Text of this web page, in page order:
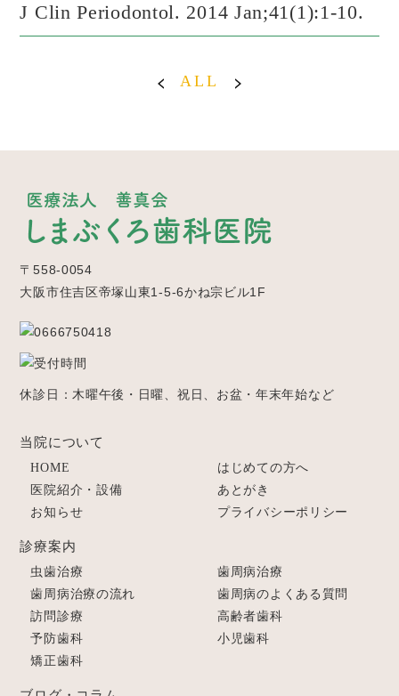
J Clin Periodontol. 2014 Jan;41(1):1-10.
ALL
〒558-0054
大阪市住吉区帝塚山東1-5-6かね宗ビル1F
休診日：木曜午後・日曜、祝日、お盆・年末年始など
当院について
HOME
はじめての方へ
医院紹介・設備
あとがき
お知らせ
プライバシーポリシー
診療案内
虫歯治療
歯周病治療
歯周病治療の流れ
歯周病のよくある質問
訪問診療
高齢者歯科
予防歯科
小児歯科
矯正歯科